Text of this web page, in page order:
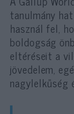
tanulmány
használ fel,
boldogság
eltéréseit a
jövedelem,
nagylelkűség